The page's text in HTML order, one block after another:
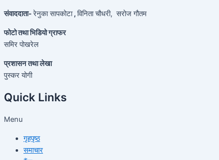
संवाददाता-रेनुका सापकोटा, विनिता चौधरी, सरोज गौतम
फोटो तथा भिडियो ग्राफर
समिर पोखरेल
प्रशासन तथा लेखा
पुस्कर योगी
Quick Links
Menu
गृहपृष्ठ
समाचार